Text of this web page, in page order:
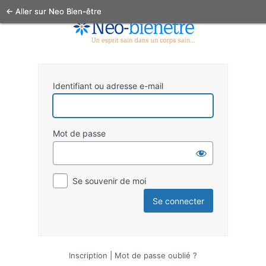
Identifiant ou adresse e-mail
Mot de passe
Se souvenir de moi
Inscription Mot de passe oublié ?
← Aller sur Neo Bien-être